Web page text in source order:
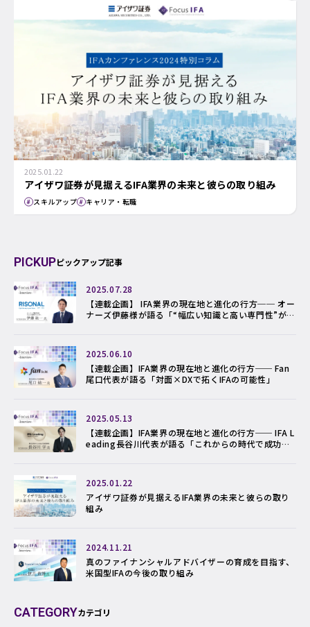
2025.01.22
アイザワ証券が見据えるIFA業界の未来と彼らの取り組み
スキルアップ キャリア・転職
PICKUPピックアップ記事
2025.07.28
【連載企画】 IFA業界の現在地と進化の行方── オー
ナーズ伊藤様が語る「“幅広い知識と高い専門性”がIF
2025.06.10
【連載企画】IFA業界の現在地と進化の行方── Fan
尾口代表が語る「対面×DXで拓くIFAの可能性」
2025.05.13
【連載企画】IFA業界の現在地と進化の行方── IFA L
eading長谷川代表が語る「これからの時代で成功す
2025.01.22
アイザワ証券が見据えるIFA業界の未来と彼らの取り
組み
2024.11.21
真のファイナンシャルアドバイザーの育成を目指す、
米国型IFAの今後の取り組み
CATEGORYカテゴリ